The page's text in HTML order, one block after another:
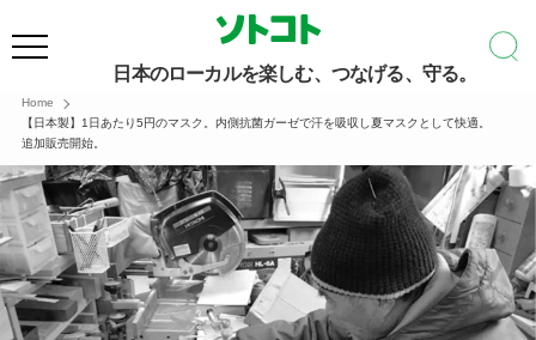
日本のローカルを楽しむ、つなげる、守る。
Home
【日本製】1日あたり5円のマスク。内側抗菌ガーゼで汗を吸収し夏マスクとして快適。
追加販売開始。